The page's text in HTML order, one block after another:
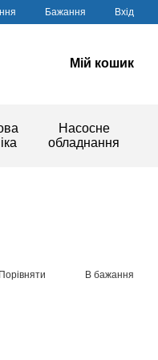
Бажання Вхід
Мій кошик
Насосне
обладнання
Порівняти В бажання